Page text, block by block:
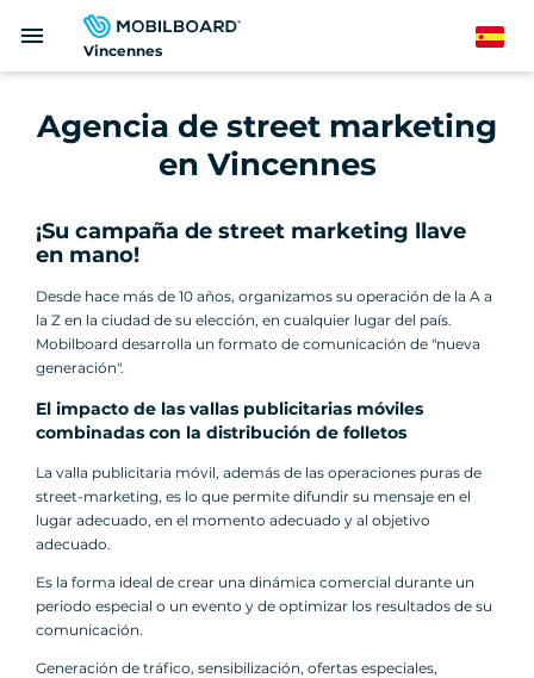
Vincennes
menu Spanish
Agencia de street marketing
en Vincennes
¡Su campaña de street marketing llave
en mano!
Desde hace más de 10 años, organizamos su operación de la A a
la Z en la ciudad de su elección, en cualquier lugar del país.
Mobilboard desarrolla un formato de comunicación de "nueva
generación".
El impacto de las vallas publicitarias móviles
combinadas con la distribución de folletos
La valla publicitaria móvil, además de las operaciones puras de
street-marketing, es lo que permite difundir su mensaje en el
lugar adecuado, en el momento adecuado y al objetivo
adecuado.
Es la forma ideal de crear una dinámica comercial durante un
periodo especial o un evento y de optimizar los resultados de su
comunicación.
Generación de tráfico, sensibilización, ofertas especiales,